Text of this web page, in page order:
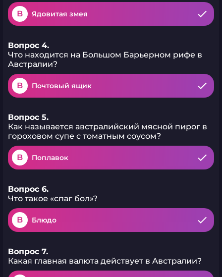
B Ядовитая змея
Вопрос 4.
Что находится на Большом Барьерном рифе в
Австралии?
B Почтовый ящик
Вопрос 5.
Как называется австралийский мясной пирог в
гороховом супе с томатным соусом?
B Поплавок
Вопрос 6.
Что такое «спаг бол»?
B Блюдо
Вопрос 7.
Какая главная валюта действует в Австралии?